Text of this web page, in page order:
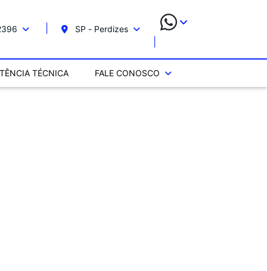
SP - Perdizes
TÉCNICA FALE CONOSCO